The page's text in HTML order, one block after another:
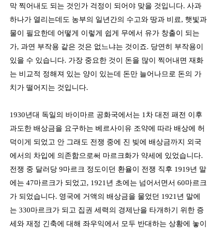
막 찍어내도 되는 것인가 걱정이 되어야 맞을 것입니다. 사과
하나가 열리는데도 농부의 일년간의 수고와 땅과 비료, 햇빛과
물이 필요한데 어떻게 이렇게 쉽게 무에서 유가 창출이 되는
가, 과연 부작용 같은 것은 없느냐는 것이죠. 당연히 부작용이
있을 수 있습니다. 가장 중요한 것이 돈을 많이 찍어내면 재화
는 비교적 정해져 있는 양이 있는데 돈만 늘어나므로 돈의 가
치가 떨어지는 것입니다.
1930년대 독일의 바이마르 공화국에서는 1 차 대전 패전 이후
과도한 배상금을 요구하는 베르사이유 조약에 따라 배상에 허
덕이게 되었고 안 그래도 전쟁 중에 진 빚에 배상금까지 외국
에서의 차입에 의존함으로써 마르크화가 약세에 있었습니다.
전쟁 중 달러당 9마르크 정도이던 환율이 전쟁 직후 1919년 말
에는 47마르크가 되었고, 1921 년 초에는 넘어서면서 60마르크
가 되었습니다. 영국에 거액의 배상금을 물었던 1921 년 말에
는 330마르크가 되고 집권 세력의 경제난을 타개하기 위한 증
세와 재정 긴축에 대해 좌우익에서 모두 반대하는 상황에 놓이